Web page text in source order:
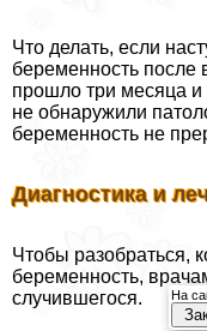
Что делать, если
беременность
прошло три месяца
не обнаружили
беременность не
Диагностика и
Чтобы разобраться,
беременность,
случившегося.
На